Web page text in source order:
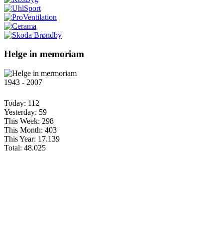
Helge in memoriam
1943 - 2007
Today: 112
Yesterday: 59
This Week: 298
This Month: 403
This Year: 17.139
Total: 48.025